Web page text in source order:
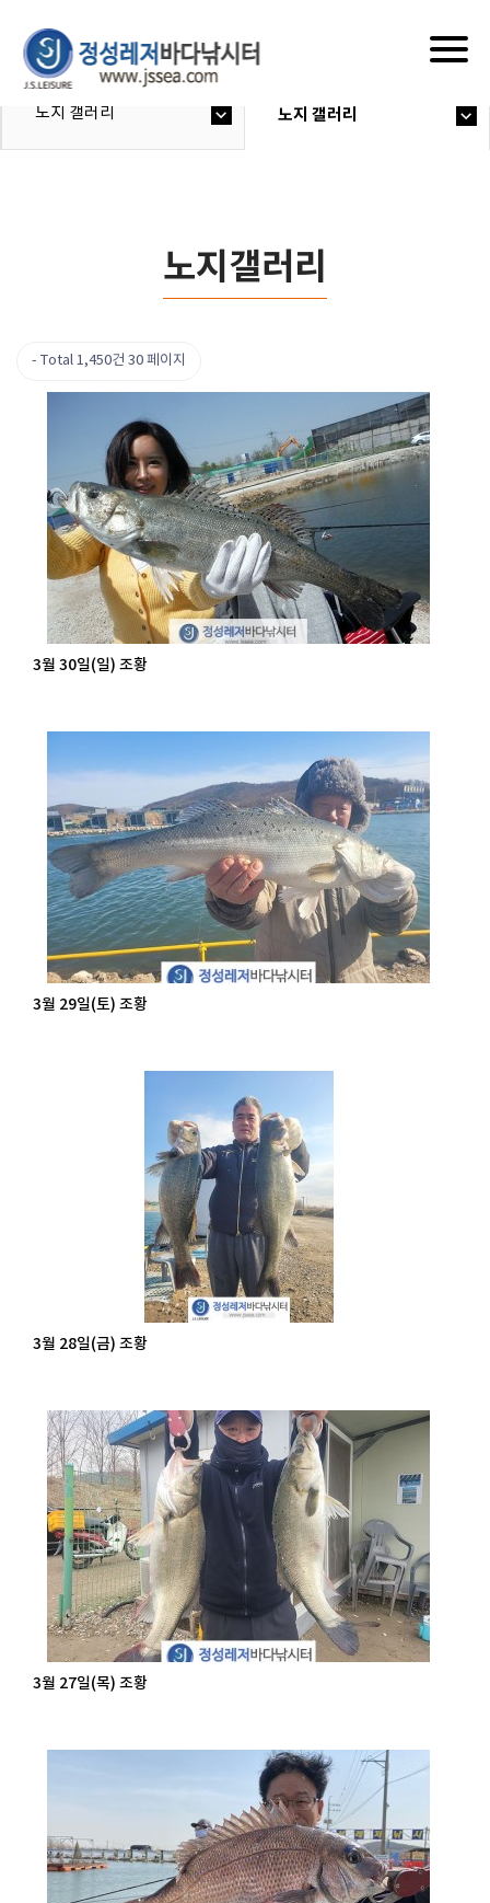
노지 갤러리 노지 갤러리
노지갤러리
Total 1,450건 30 페이지
3월 30일(일) 조황
3월 29일(토) 조황
3월 28일(금) 조황
3월 27일(목) 조황